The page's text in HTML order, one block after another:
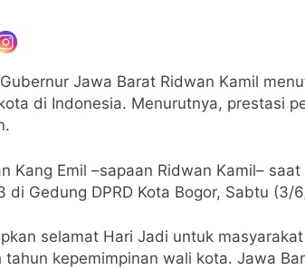
Gubernur Jawa Barat Ridwan Kamil
di Indonesia. Menurutnya, prestasi
Kang Emil –sapaan Ridwan Kamil–
di Gedung DPRD Kota Bogor, Sabtu (3/
selamat Hari Jadi untuk
tahun kepemimpinan wali kota. Jawa